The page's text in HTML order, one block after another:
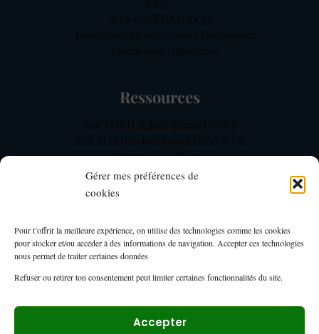
Gérer mes préférences de
cookies
Pour t’offrir la meilleure expérience, on utilise des technologies comme les cookies
pour stocker et/ou accéder à des informations de navigation. Accepter ces technologies
nous permet de traiter certaines données
Refuser ou retirer ton consentement peut limiter certaines fonctionnalités du site.
Accepter
Ressources
Sources scientifiques
Notre méthodologie d’expertise TDAH
Mon Compte
Mon compte TDAH Focus – Membres
Page du tableau de bord formations
Espace membre